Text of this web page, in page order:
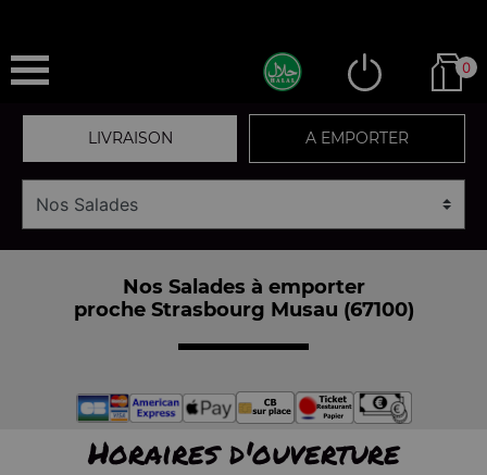
0
LIVRAISON A EMPORTER
Nos Salades à emporter
proche Strasbourg Musau (67100)
Horaires d'ouverture